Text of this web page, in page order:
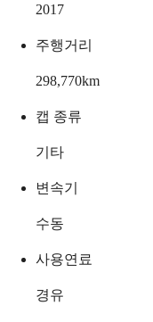
2017
주행거리
298,770km
캡 종류
기타
변속기
수동
사용연료
경유